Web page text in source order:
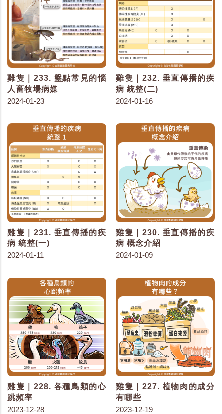
雞隻｜233. 盤點常見的惱
人畜牧場病媒
2024-01-23
雞隻｜232. 垂直傳播的疾
病 統整(二)
2024-01-16
雞隻｜231. 垂直傳播的疾
病 統整(一)
2024-01-11
雞隻｜230. 垂直傳播的疾
病 概念介紹
2024-01-09
雞隻｜228. 各種鳥類的心
跳頻率
2023-12-28
雞隻｜227. 植物肉的成分
有哪些
2023-12-19